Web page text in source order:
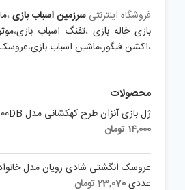
فروشگاه اینترنتی سرزمین اسباب بازی،
بازی خاله بازی ،تفنگ اسباب بازی،
،اکشن فیگور،ماشین اسباب بازی،
محصولات
ژل بازی آنزان طرح کهکشانی مدل GLX300DB
14,000 تومان
عددی23,070تومان